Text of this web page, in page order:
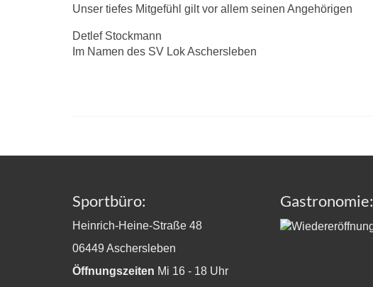
Unser tiefes Mitgefühl gilt vor allem seinen Angehörigen
Detlef Stockmann
Im Namen des SV Lok Aschersleben
Sportbüro:
Heinrich-Heine-Straße 48
06449 Aschersleben
Öffnungszeiten Mi 16 - 18 Uhr
Gastronomie: